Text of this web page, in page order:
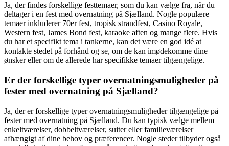
Ja, der findes forskellige festtemaer, som du kan vælge fra, når du
deltager i en fest med overnatning på Sjælland. Nogle populære
temaer inkluderer 70er fest, tropisk strandfest, Casino Royale,
Western fest, James Bond fest, karaoke aften og mange flere. Hvis
du har et specifikt tema i tankerne, kan det være en god idé at
kontakte stedet på forhånd og se, om de kan imødekomme dine
ønsker eller om de allerede har specifikke temaer tilgængelige.
Er der forskellige typer overnatningsmuligheder på
fester med overnatning på Sjælland?
Ja, der er forskellige typer overnatningsmuligheder tilgængelige på
fester med overnatning på Sjælland. Du kan typisk vælge mellem
enkeltværelser, dobbeltværelser, suiter eller familieværelser
afhængigt af dine behov og præferencer. Nogle steder tilbyder også